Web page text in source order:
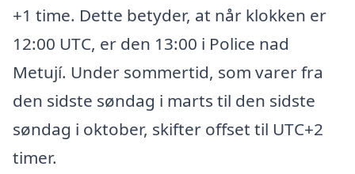
+1 time. Dette betyder, at når klokken er
12:00 UTC, er den 13:00 i Police nad
Metují. Under sommertid, som varer fra
den sidste søndag i marts til den sidste
søndag i oktober, skifter offset til UTC+2
timer.